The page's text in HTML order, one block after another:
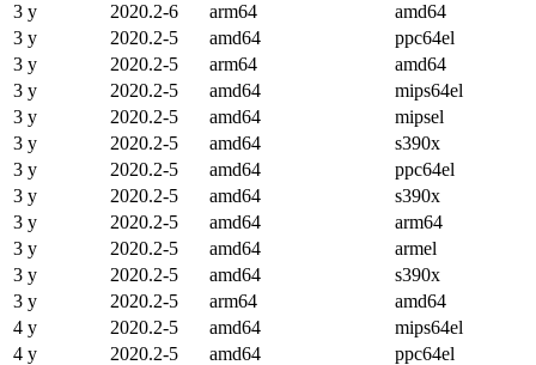
3 y
2020.2-6 arm64
amd64
3 y
2020.2-5 amd64
ppc64el
3 y
2020.2-5 arm64
amd64
3 y
2020.2-5 amd64
mips64el
3 y
2020.2-5 amd64
mipsel
3 y
2020.2-5 amd64
s390x
3 y
2020.2-5 amd64
ppc64el
3 y
2020.2-5 amd64
s390x
3 y
2020.2-5 amd64
arm64
3 y
2020.2-5 amd64
armel
3 y
2020.2-5 amd64
s390x
3 y
2020.2-5 arm64
amd64
4 y
2020.2-5 amd64
mips64el
4 y
2020.2-5 amd64
ppc64el